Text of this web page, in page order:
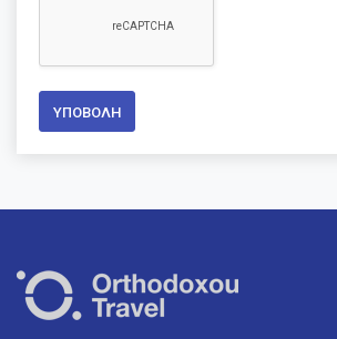
ΥΠΟΒΟΛΉ